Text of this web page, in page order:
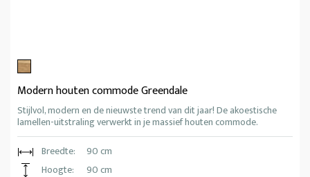
Modern houten commode Greendale
Stijlvol, modern en de nieuwste trend van dit jaar! De akoestische
lamellen-uitstraling verwerkt in je massief houten commode.
Breedte:
90 cm
Hoogte:
90 cm